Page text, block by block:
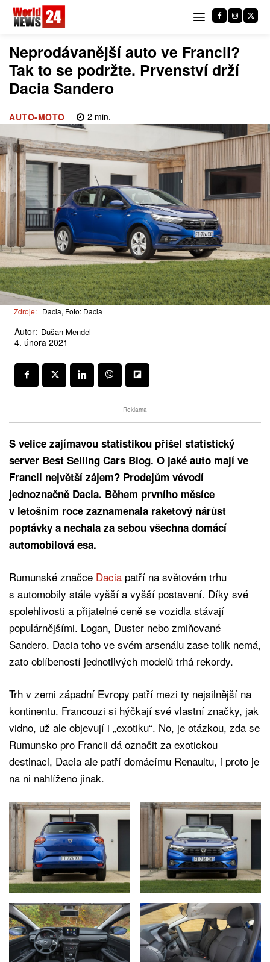
Neprodávanější auto ve Francii?
Tak to se podržte. Prvenství drží
Dacia Sandero
AUTO-MOTO 2 min.
Zdroje: Dacia, Foto: Dacia
Autor: Dušan Mendel
4. února 2021
Reklama
S velice zajímavou statistikou přišel statistický
server Best Selling Cars Blog. O jaké auto mají ve
Francii největší zájem? Prodejům vévodí
jednoznačně Dacia. Během prvního měsíce
v letošním roce zaznamenala raketový nárůst
poptávky a nechala za sebou všechna domácí
automobilová esa.
Rumunské značce Dacia patří na světovém trhu
s automobily stále vyšší a vyšší postavení. Díky své
spolehlivosti a přijatelné ceně se vozidla stávají
populárnějšími. Logan, Duster nebo zmiňované
Sandero. Dacia toho ve svém arsenálu zase tolik nemá,
zato oblíbeností jednotlivých modelů trhá rekordy.
Trh v zemi západní Evropy patří mezi ty nejsilnější na
kontinentu. Francouzi si hýčkají své vlastní značky, jak
vidno, už ale objevují i „exotiku“. No, je otázkou, zda se
Rumunsko pro Francii dá označit za exotickou
destinaci, Dacia ale patří domácímu Renaultu, i proto je
na ni nahlíženo jinak.